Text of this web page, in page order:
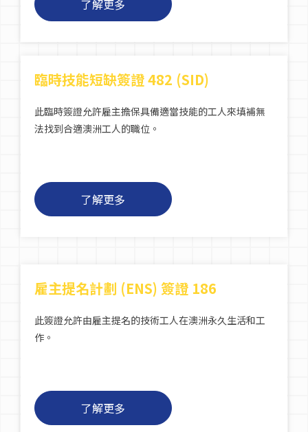
了解更多
臨時技能短缺簽證 482 (SID)
此臨時簽證允許雇主擔保具備適當技能的工人來填補無
法找到合適澳洲工人的職位。
了解更多
雇主提名計劃 (ENS) 簽證 186
此簽證允許由雇主提名的技術工人在澳洲永久生活和工
作。
了解更多